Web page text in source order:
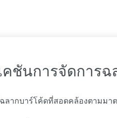
ชันการจัดการฉ
ลากบาร์โค้ดที่สอดคล้องตามมา